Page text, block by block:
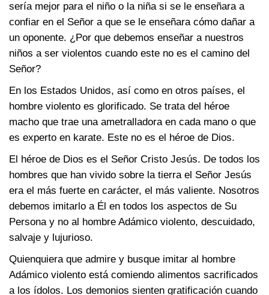
sería mejor para el niño o la niña si se le enseñara a
confiar en el Señor a que se le enseñara cómo dañar a
un oponente. ¿Por que debemos enseñar a nuestros
niños a ser violentos cuando este no es el camino del
Señor?
En los Estados Unidos, así como en otros países, el
hombre violento es glorificado. Se trata del héroe
macho que trae una ametralladora en cada mano o que
es experto en karate. Este no es el héroe de Dios.
El héroe de Dios es el Señor Cristo Jesús. De todos los
hombres que han vivido sobre la tierra el Señor Jesús
era el más fuerte en carácter, el más valiente. Nosotros
debemos imitarlo a Él en todos los aspectos de Su
Persona y no al hombre Adámico violento, descuidado,
salvaje y lujurioso.
Quienquiera que admire y busque imitar al hombre
Adámico violento está comiendo alimentos sacrificados
a los ídolos. Los demonios sienten gratificación cuando